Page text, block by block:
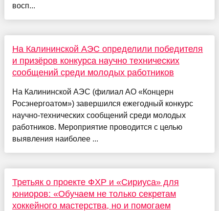
восп...
На Калининской АЭС определили победителя
и призёров конкурса научно технических
сообщений среди молодых работников
На Калининской АЭС (филиал АО «Концерн
Росэнергоатом») завершился ежегодный конкурс
научно‑технических сообщений среди молодых
работников. Мероприятие проводится с целью
выявления наиболее ...
Третьяк о проекте ФХР и «Сириуса» для
юниоров: «Обучаем не только секретам
хоккейного мастерства, но и помогаем